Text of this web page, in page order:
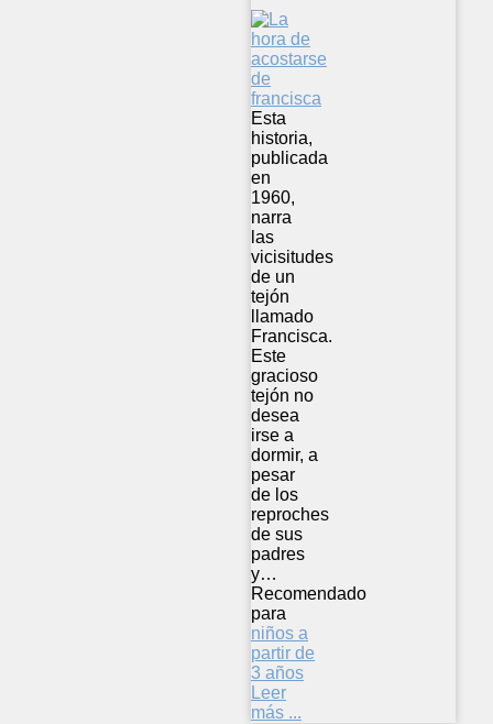
Esta
historia,
publicada
en
1960,
narra
las
vicisitudes
de un
tejón
llamado
Francisca.
Este
gracioso
tejón no
desea
irse a
dormir, a
pesar
de los
reproches
de sus
padres
y…
Recomendado
para
niños a
partir de
3 años
Leer
más ...